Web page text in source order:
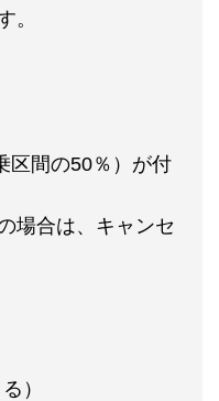
。
区間の50％）が付
場合は、キャンセ
）